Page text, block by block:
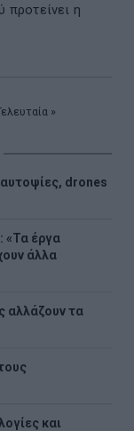
προτείνει η
»
drones
«Τα έργα
άλλα
αλλάζουν τα
και